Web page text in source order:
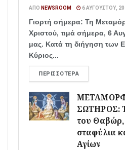
ΑΠΌ NEWSROOM 6 ΑΥΓΟΎΣΤΟΥ,
Γιορτή σήμερα: Τη
Χριστού, τιμά σήμερα, 6
μας. Κατά τη διήγηση των
Κύριος...
ΠΕΡΙΣΣΌΤΕΡΑ
ΣΩΤΗΡΟΣ:
του Θαβώρ,
σταφύλια
Αγίων